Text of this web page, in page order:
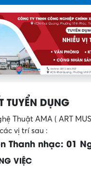
TUYỂN DỤNG
Thuật AMA ( ART
vị trí sau :
Thanh nhạc: 01
VIỆC